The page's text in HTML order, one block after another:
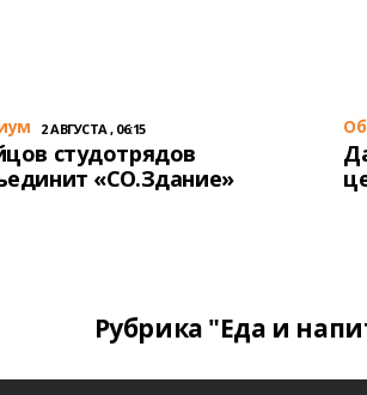
2 АВГУСТА , 06:15
студотрядов
«СО.Здание»
Рубрика "Еда и